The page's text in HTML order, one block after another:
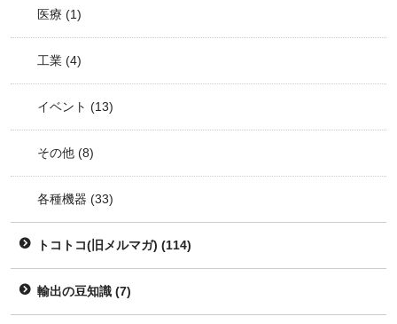
医療 (1)
工業 (4)
イベント (13)
その他 (8)
各種機器 (33)
トコトコ(旧メルマガ) (114)
輸出の豆知識 (7)